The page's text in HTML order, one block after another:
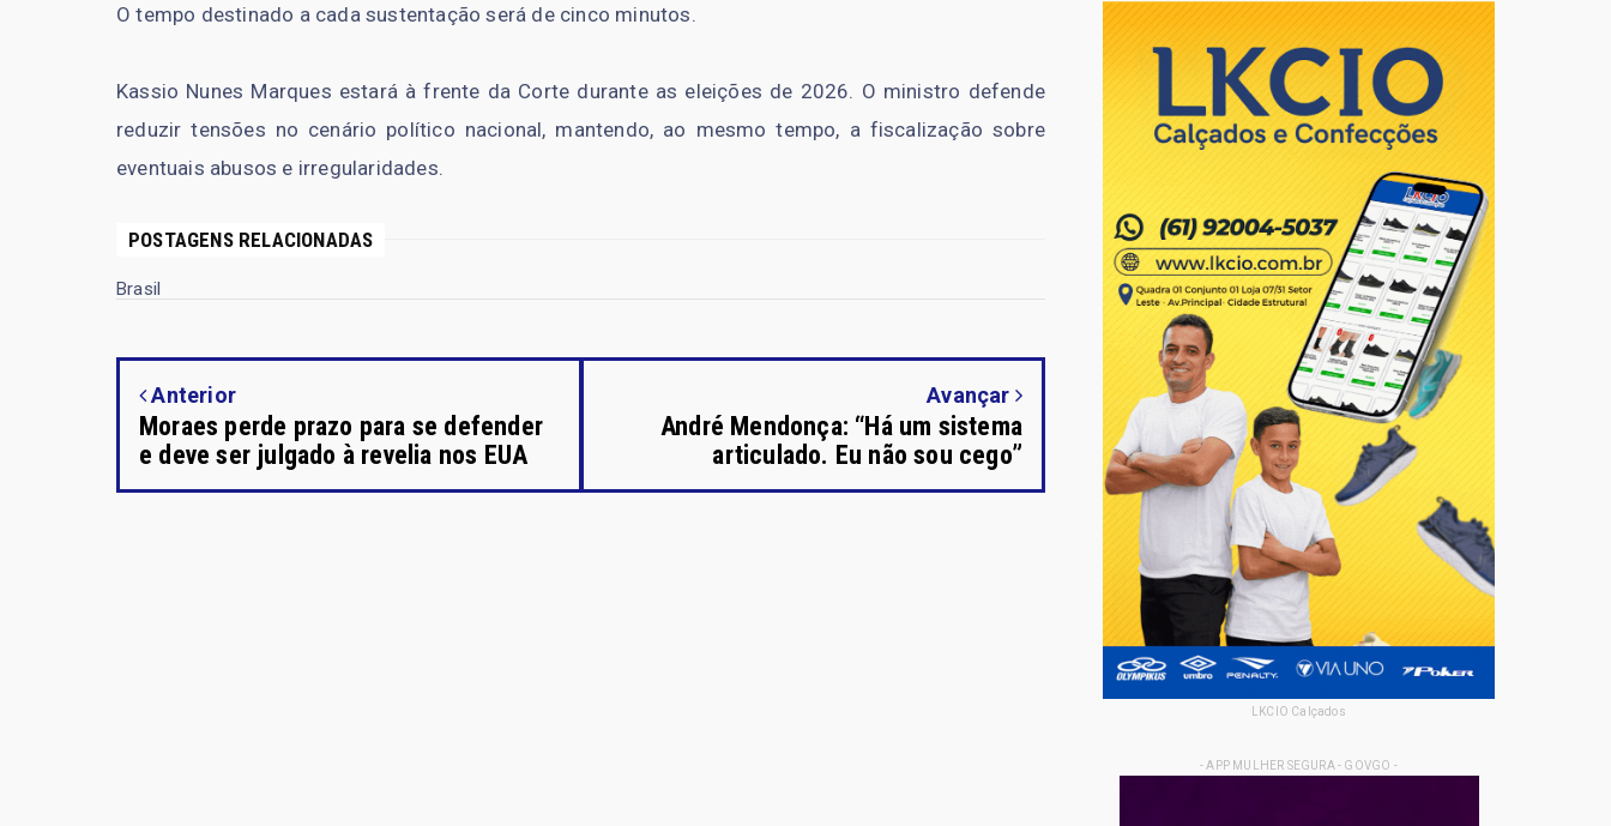
O tempo destinado a cada sustentação será de cinco minutos.
Kassio Nunes Marques estará à frente da Corte durante as eleições de 2026. O ministro defende
reduzir tensões no cenário político nacional, mantendo, ao mesmo tempo, a fiscalização sobre
eventuais abusos e irregularidades.
POSTAGENS RELACIONADAS
Brasil
Anterior
Moraes perde prazo para se defender
e deve ser julgado à revelia nos EUA
Avançar
André Mendonça: “Há um sistema
articulado. Eu não sou cego”
LKCIO Calçados
- APP MULHER SEGURA - GOVGO -